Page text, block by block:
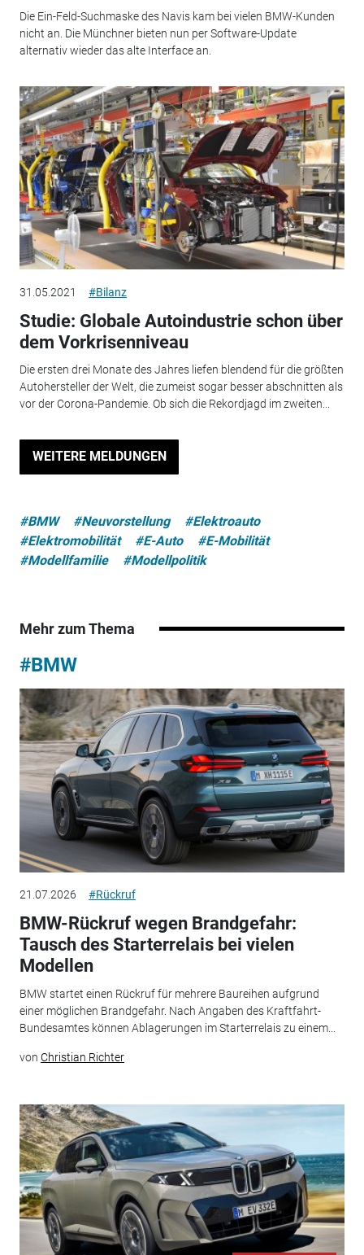
Die Ein-Feld-Suchmaske des Navis kam bei vielen BMW-Kunden
nicht an. Die Münchner bieten nun per Software-Update
alternativ wieder das alte Interface an.
31.05.2021 #Bilanz
Studie: Globale Autoindustrie schon über
dem Vorkrisenniveau
Die ersten drei Monate des Jahres liefen blendend für die größten
Autohersteller der Welt, die zumeist sogar besser abschnitten als
vor der Corona-Pandemie. Ob sich die Rekordjagd im zweiten...
WEITERE MELDUNGEN
#BMW #Neuvorstellung
#Elektroauto
#Elektromobilität
#E-Auto
#E-Mobilität
#Modellfamilie
#Modellpolitik
Mehr zum Thema
#BMW
21.07.2026 #Rückruf
BMW-Rückruf wegen Brandgefahr:
Tausch des Starterrelais bei vielen
Modellen
BMW startet einen Rückruf für mehrere Baureihen aufgrund
einer möglichen Brandgefahr. Nach Angaben des Kraftfahrt-
Bundesamtes können Ablagerungen im Starterrelais zu einem...
von Christian Richter